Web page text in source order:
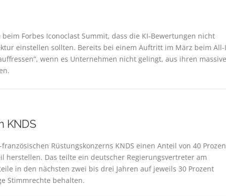
Forbes Iconoclast Summit, dass die KI-Bewertungen nicht
einstellen sollten. Bereits bei einem Auftritt im März beim
wenn es Unternehmen nicht gelingt, aus ihren
KNDS
Rüstungskonzerns KNDS einen Anteil von 40
herstellen. Das teilte ein deutscher Regierungsvertreter am
in den nächsten zwei bis drei Jahren auf jeweils 30 Prozent
Stimmrechte behalten.